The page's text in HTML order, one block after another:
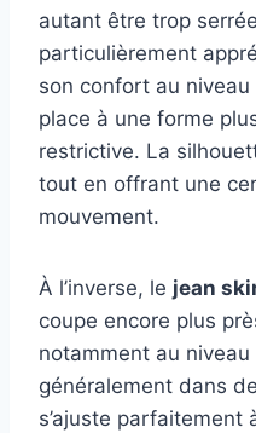
autant être trop
particulièrement
son confort au
place à une forme
restrictive. La
tout en offrant une
mouvement.
À l’inverse, le jean
coupe encore plus
notamment au
généralement dans
s’ajuste parfaitement